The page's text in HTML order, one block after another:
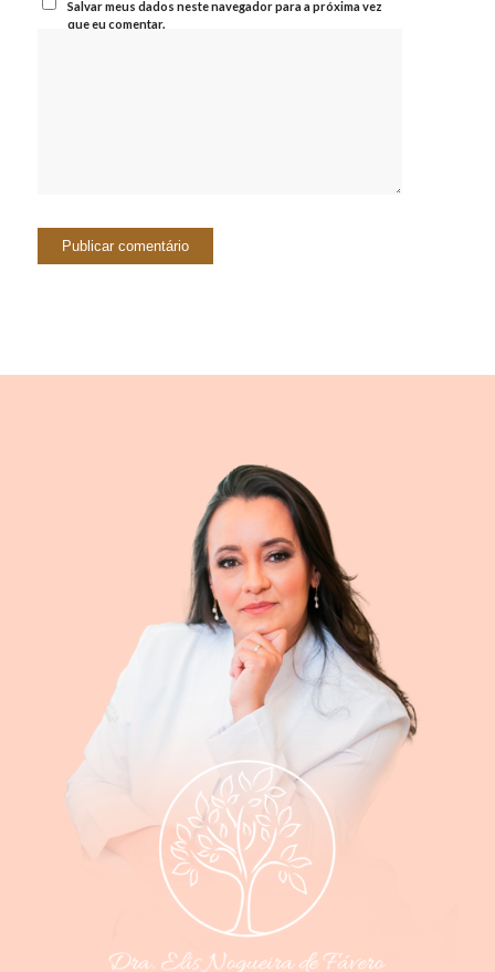
Salvar meus dados neste navegador para a próxima vez
que eu comentar.